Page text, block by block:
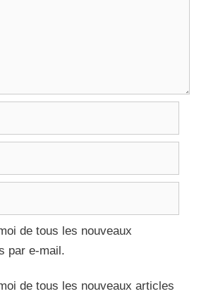
de tous les nouveaux
par e-mail.
de tous les nouveaux articles